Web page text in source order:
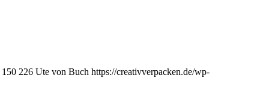
150 226 Ute von Buch https://creativverpacken.de/wp-